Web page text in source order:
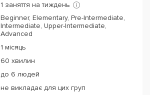
1 заняття на тиждень
Beginner, Elementary, Pre-Intermediate,
Intermediate, Upper-Intermediate,
Advanced
1 місяць
60 хвилин
до 6 людей
не викладає для цих груп